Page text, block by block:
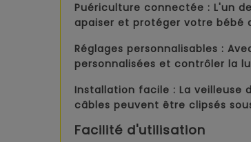
Puériculture connectée : L'un
apaiser et protéger votre bébé
Réglages personnalisables :
personnalisées et contrôler la
Installation facile : La veilleuse
câbles peuvent être clipsés
Facilité d'utilisation